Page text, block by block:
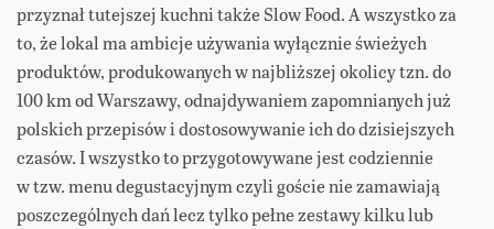
przyznał tutejszej kuchni także Slow Food. A wszystko za
to, że lokal ma ambicje używania wyłącznie świeżych
produktów, produkowanych w najbliższej okolicy tzn. do
100 km od Warszawy, odnajdywaniem zapomnianych już
polskich przepisów i dostosowywanie ich do dzisiejszych
czasów. I wszystko to przygotowywane jest codziennie
w tzw. menu degustacyjnym czyli goście nie zamawiają
poszczególnych dań lecz tylko pełne zestawy kilku lub